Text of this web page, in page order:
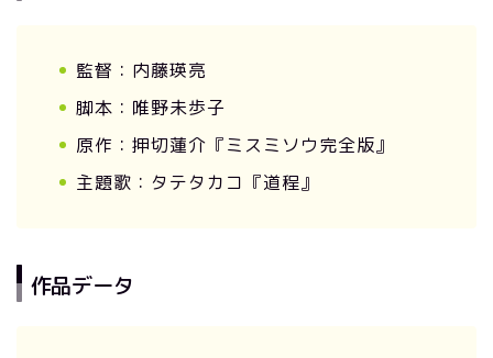
監督：内藤瑛亮
脚本：唯野未歩子
原作：押切蓮介『ミスミソウ完全版』
主題歌：タテタカコ『道程』
作品データ